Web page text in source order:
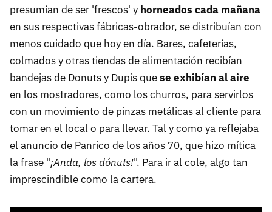
presumían de ser 'frescos' y horneados cada mañana
en sus respectivas fábricas-obrador, se distribuían con
menos cuidado que hoy en día. Bares, cafeterías,
colmados y otras tiendas de alimentación recibían
bandejas de Donuts y Dupis quese exhibían al aire
en los mostradores, como los churros, para servirlos
con un movimiento de pinzas metálicas al cliente para
tomar en el local o para llevar. Tal y como ya reflejaba
el anuncio de Panrico de los años 70, que hizo mítica
la frase "¡Anda, los dónuts!". Para ir al cole, algo tan
imprescindible como la cartera.